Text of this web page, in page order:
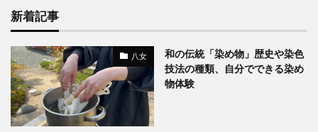
新着記事
八女
和の伝統「染め物」歴史や染色
技法の種類、自分でできる染め
物体験